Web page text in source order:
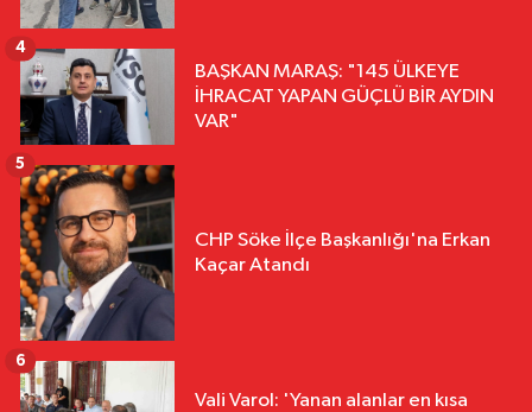
BAŞKAN MARAŞ: "145 ÜLKEYE
İHRACAT YAPAN GÜÇLÜ BİR AYDIN
VAR"
4
CHP Söke İlçe Başkanlığı'na Erkan
Kaçar Atandı
5
Vali Varol: 'Yanan alanlar en kısa
6